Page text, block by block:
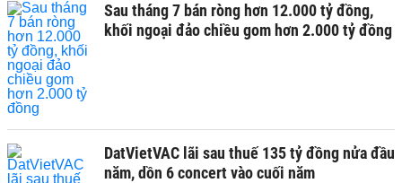
Sau tháng 7 bán ròng hơn 12.000 tỷ đồng,
khối ngoại đảo chiều gom hơn 2.000 tỷ đồng
DatVietVAC lãi sau thuế 135 tỷ đồng nửa đầu
năm, dồn 6 concert vào cuối năm